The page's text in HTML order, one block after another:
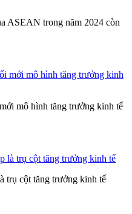
ASEAN trong năm 2024 còn
mô hình tăng trưởng kinh tế
trụ cột tăng trưởng kinh tế